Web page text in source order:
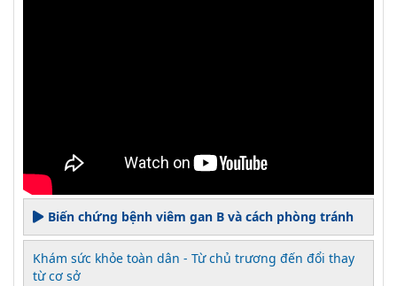
Biến chứng bệnh viêm gan B và cách phòng tránh
Khám sức khỏe toàn dân - Từ chủ trương đến đổi thay
từ cơ sở